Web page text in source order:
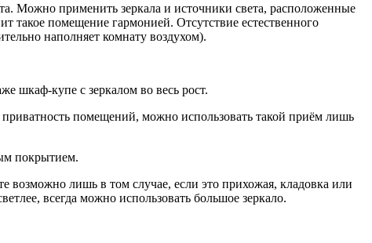
Можно применить зеркала и источники света, расположенные
такое помещение гармонией. Отсутствие естественного
наполняет комнату воздухом).
шкаф-купе с зеркалом во весь рост.
помещений, можно использовать такой приём лишь
покрытием.
возможно лишь в том случае, если это прихожая, кладовка или
всегда можно использовать большое зеркало.